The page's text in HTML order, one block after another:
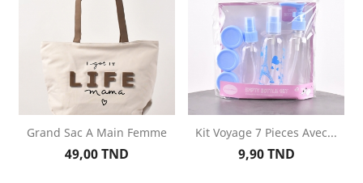
Grand Sac A Main Femme
Prix
49,00 TND
Kit Voyage 7 Pieces Avec...
Prix
9,90 TND